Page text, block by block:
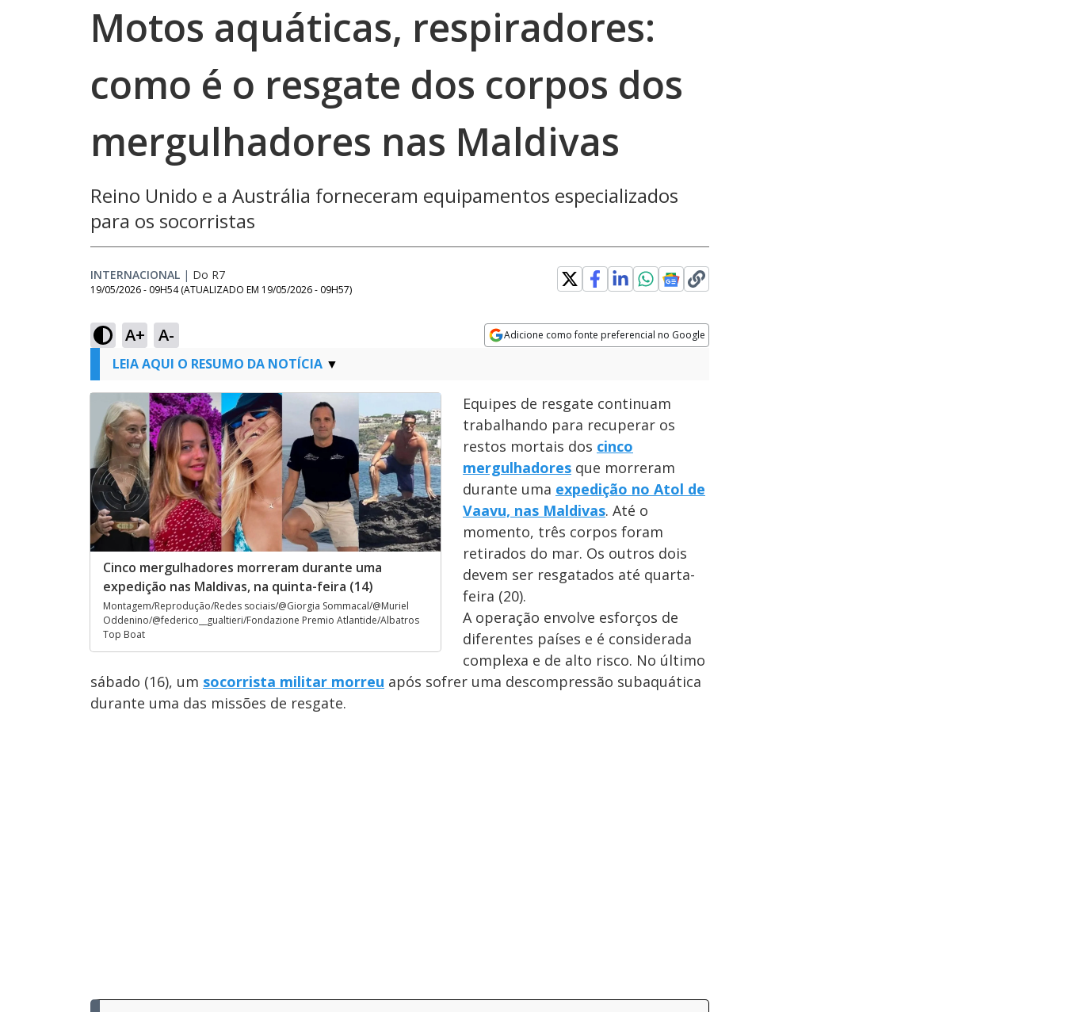
Motos aquáticas, respiradores:
como é o resgate dos corpos dos
mergulhadores nas Maldivas
Reino Unido e a Austrália forneceram equipamentos especializados
para os socorristas
INTERNACIONAL | Do R7
19/05/2026 - 09H54 (ATUALIZADO EM 19/05/2026 - 09H57)
A+ A- Adicione como fonte preferencial no Google
LEIA AQUI O RESUMO DA NOTÍCIA
Cinco mergulhadores morreram durante uma
expedição nas Maldivas, na quinta-feira (14)
Montagem/Reprodução/Redes sociais/@Giorgia Sommacal/@Muriel
Oddenino/@federico__gualtieri/Fondazione Premio Atlantide/Albatros
Top Boat
Equipes de resgate continuam
trabalhando para recuperar os
restos mortais dos cinco
mergulhadores que morreram
durante uma expedição no Atol de
Vaavu, nas Maldivas. Até o
momento, três corpos foram
retirados do mar. Os outros dois
devem ser resgatados até quarta-
feira (20).
A operação envolve esforços de
diferentes países e é considerada
complexa e de alto risco. No último
sábado (16), um socorrista militar morreu após sofrer uma descompressão subaquática
durante uma das missões de resgate.